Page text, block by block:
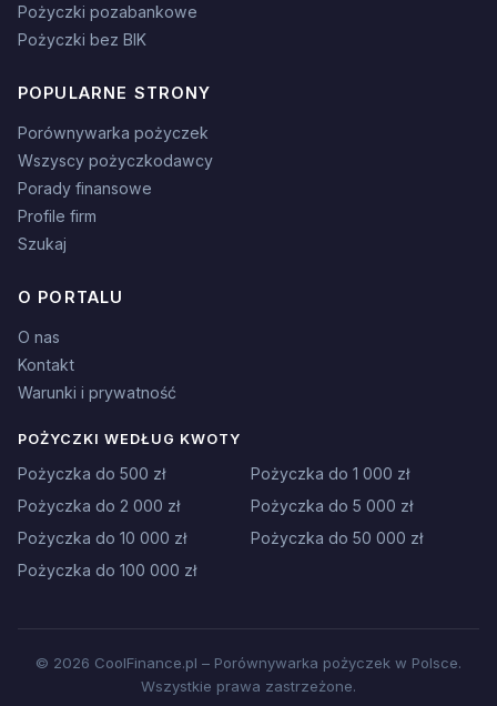
Pożyczki pozabankowe
Pożyczki bez BIK
POPULARNE STRONY
Porównywarka pożyczek
Wszyscy pożyczkodawcy
Porady finansowe
Profile firm
Szukaj
O PORTALU
O nas
Kontakt
Warunki i prywatność
POŻYCZKI WEDŁUG KWOTY
Pożyczka do 500 zł
Pożyczka do 1 000 zł
Pożyczka do 2 000 zł
Pożyczka do 5 000 zł
Pożyczka do 10 000 zł
Pożyczka do 50 000 zł
Pożyczka do 100 000 zł
© 2026 CoolFinance.pl – Porównywarka pożyczek w Polsce.
Wszystkie prawa zastrzeżone.